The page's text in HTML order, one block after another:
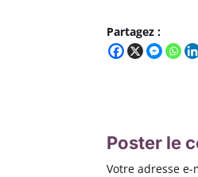
Partagez :
Poster le
Votre adresse